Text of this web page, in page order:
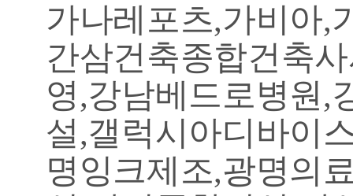
가나레포츠,가비아,
간삼건축종합건축
영,강남베드로병원,
설,갤럭시아디바이
명잉크제조,광명의